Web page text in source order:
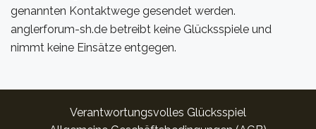
genannten Kontaktwege gesendet werden.
anglerforum-sh.de betreibt keine Glücksspiele und
nimmt keine Einsätze entgegen.
Verantwortungsvolles Glücksspiel